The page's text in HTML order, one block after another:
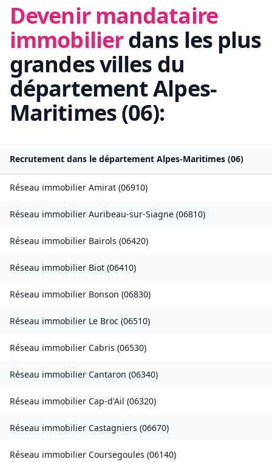
Devenir mandataire
immobilierdans les plus
grandes villes du
départementAlpes-
Maritimes(06):
Recrutement dans le département Alpes-Maritimes (06)
Réseau immobilier Amirat (06910)
Réseau immobilier Auribeau-sur-Siagne (06810)
Réseau immobilier Bairols (06420)
Réseau immobilier Biot (06410)
Réseau immobilier Bonson (06830)
Réseau immobilier Le Broc (06510)
Réseau immobilier Cabris (06530)
Réseau immobilier Cantaron (06340)
Réseau immobilier Cap-d'Ail (06320)
Réseau immobilier Castagniers (06670)
Réseau immobilier Coursegoules (06140)